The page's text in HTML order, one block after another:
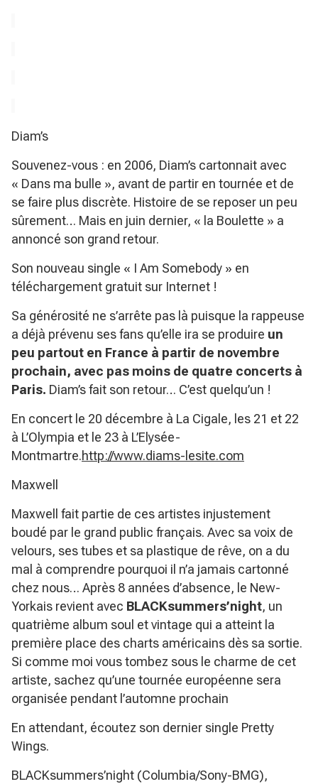
Diam’s
Souvenez-vous : en 2006, Diam’s cartonnait avec
« Dans ma bulle », avant de partir en tournée et de
se faire plus discrète. Histoire de se reposer un peu
sûrement… Mais en juin dernier, « la Boulette » a
annoncé son grand retour.
Son nouveau single « I Am Somebody » en
téléchargement gratuit sur Internet !
Sa générosité ne s’arrête pas là puisque la rappeuse
a déjà prévenu ses fans qu’elle ira se produire un
peu partout en France à partir de novembre
prochain, avec pas moins de quatre concerts à
Paris. Diam’s fait son retour… C’est quelqu’un !
En concert le 20 décembre à La Cigale, les 21 et 22
à L’Olympia et le 23 à L’Elysée-
Montmartre.http://www.diams-lesite.com
Maxwell
Maxwell fait partie de ces artistes injustement
boudé par le grand public français. Avec sa voix de
velours, ses tubes et sa plastique de rêve, on a du
mal à comprendre pourquoi il n’a jamais cartonné
chez nous… Après 8 années d’absence, le New-
Yorkais revient avec BLACKsummers’night, un
quatrième album soul et vintage qui a atteint la
première place des charts américains dès sa sortie.
Si comme moi vous tombez sous le charme de cet
artiste, sachez qu’une tournée européenne sera
organisée pendant l’automne prochain
En attendant, écoutez son dernier single Pretty
Wings.
BLACKsummers’night (Columbia/Sony-BMG),